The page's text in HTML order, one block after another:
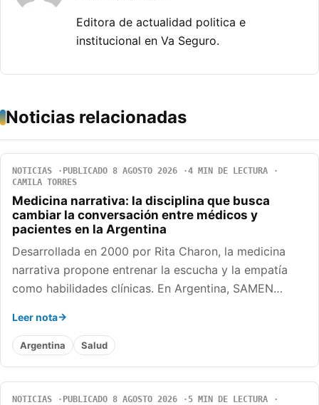
Editora de actualidad politica e
institucional en Va Seguro.
Noticias relacionadas
NOTICIAS PUBLICADO 8 AGOSTO 2026
4 MIN DE LECTURA
CAMILA TORRES
Medicina narrativa: la disciplina que busca
cambiar la conversación entre médicos y
pacientes en la Argentina
Desarrollada en 2000 por Rita Charon, la medicina
narrativa propone entrenar la escucha y la empatía
como habilidades clínicas. En Argentina, SAMEN…
Leer nota
Argentina Salud
NOTICIAS PUBLICADO 8 AGOSTO 2026 5 MIN DE LECTURA